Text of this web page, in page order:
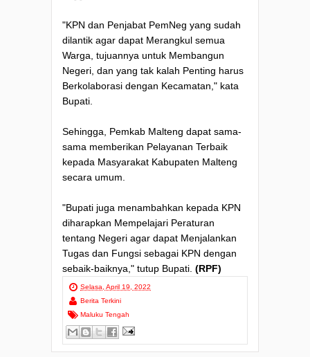
"KPN dan Penjabat PemNeg yang sudah
dilantik agar dapat Merangkul semua
Warga, tujuannya untuk Membangun
Negeri, dan yang tak kalah Penting harus
Berkolaborasi dengan Kecamatan," kata
Bupati.
Sehingga, Pemkab Malteng dapat sama-
sama memberikan Pelayanan Terbaik
kepada Masyarakat Kabupaten Malteng
secara umum.
"Bupati juga menambahkan kepada KPN
diharapkan Mempelajari Peraturan
tentang Negeri agar dapat Menjalankan
Tugas dan Fungsi sebagai KPN dengan
sebaik-baiknya," tutup Bupati. (RPF)
Selasa, April 19, 2022
Berita Terkini
Maluku Tengah